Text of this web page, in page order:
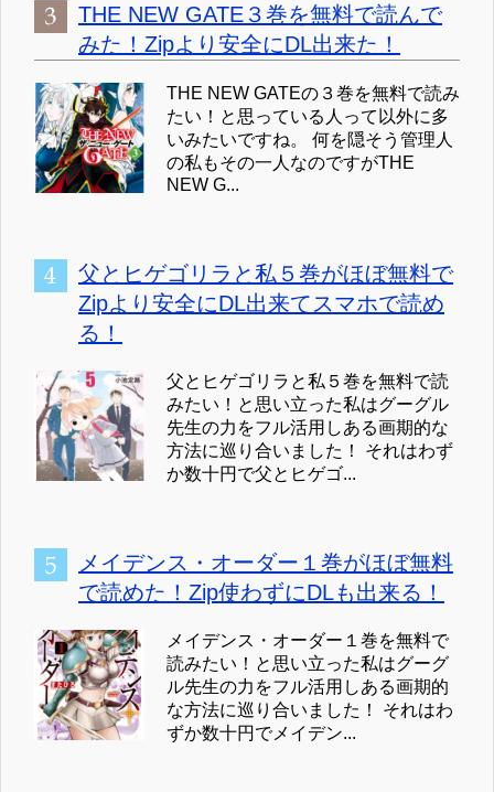
THE NEW GATE３巻を無料で読んで
みた！Zipより安全にDL出来た！
THE NEW GATEの３巻を無料で読み
たい！と思っている人って以外に多
いみたいですね。 何を隠そう管理人
の私もその一人なのですがTHE
NEW G...
父とヒゲゴリラと私５巻がほぼ無料で
Zipより安全にDL出来てスマホで読め
る！
父とヒゲゴリラと私５巻を無料で読
みたい！と思い立った私はグーグル
先生の力をフル活用しある画期的な
方法に巡り合いました！ それはわず
か数十円で父とヒゲゴ...
メイデンス・オーダー１巻がほぼ無料
で読めた！Zip使わずにDLも出来る！
メイデンス・オーダー１巻を無料で
読みたい！と思い立った私はグーグ
ル先生の力をフル活用しある画期的
な方法に巡り合いました！ それはわ
ずか数十円でメイデン...